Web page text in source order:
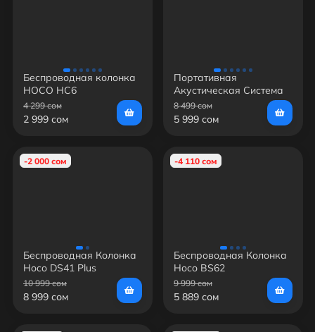
Беспроводная колонка
HOCO HC6
4 299 сом
2 999 сом
Портативная
Акустическая Система
Hoco HA1
8 499 сом
5 999 сом
-2 000 сом
Беспроводная Колонка
Hoco DS41 Plus
10 999 сом
8 999 сом
-4 110 сом
Беспроводная Колонка
Hoco BS62
9 999 сом
5 889 сом